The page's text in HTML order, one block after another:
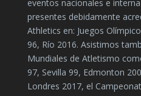
eventos nacionales e
presentes debidamente
Athletics en: Juegos
96, Río 2016. Asistimos
Mundiales de Atletismo
97, Sevilla 99, Edmonton
Londres 2017, el